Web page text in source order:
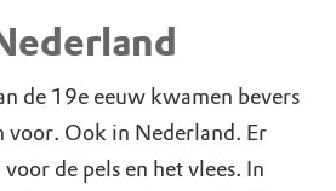
de 19e eeuw kwamen bevers
voor. Ook in Nederland. Er
de pels en het vlees. In